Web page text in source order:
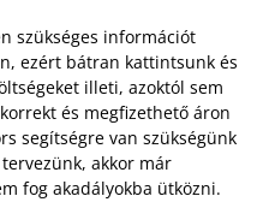
szükséges információt
ezért bátran kattintsunk és
illeti, azoktól sem
és megfizethető áron
segítségre van szükségünk
akkor már
fog akadályokba ütközni.